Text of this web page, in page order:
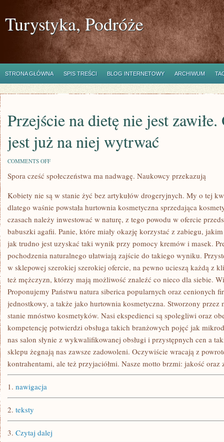
Turystyka, Podróże
STRONA GŁÓWNA SPIS TREŚCI BLOG INTERNETOWY ARCHIWUM
Przejście na dietę nie jest
jest już na niej wytrwać
COMMENTS OFFON
NA
JEST
ZAWIŁE.
DUŻO
TRUDNIEJ
JEST
JUŻ
NIEJ
WYTRWAĆ
Spora cześć społeczeństwa ma nadwagę. Naukowcy przekazują
Kobiety nie są w stanie żyć bez artykułów drogeryjnych. My o tej
dlatego waśnie powstała hurtownia kosmetyczna sprzedająca
czasach należy inwestować w naturę, z tego powodu w ofercie
babuszki agafii. Panie, które miały okazję korzystać z zabiegu,
jak trudno jest uzyskać taki wynik przy pomocy kremów i masek.
pochodzenia naturalnego ułatwiają zajście do takiego wyniku.
w sklepowej szerokiej szerokiej ofercie, na pewno ucieszą każdą z
też mężczyzn, którzy mają możliwość znaleźć co nieco dla siebie.
Proponujemy Państwu natura siberica popularnych oraz cenionych
jednostkowy, a także jako hurtownia kosmetyczna. Stworzony przez
stanie mnóstwo kosmetyków. Nasi ekspedienci są spolegliwi oraz
kompetencję potwierdzi obsługa takich branżowych pojęć jak
nas salon słynie z wykwalifikowanej obsługi i przystępnych cen a
sklepu żegnają nas zawsze zadowoleni. Oczywiście wracają z
kontrahentami, ale też przyjaciółmi. Nasze motto brzmi: jakość oraz
1. nawigacja
2. teksty
3. Czytaj dalej